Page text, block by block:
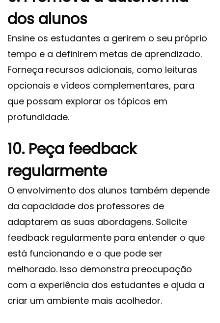
dos alunos
Ensine os estudantes a gerirem o seu próprio
tempo e a definirem metas de aprendizado.
Forneça recursos adicionais, como leituras
opcionais e vídeos complementares, para
que possam explorar os tópicos em
profundidade.
10. Peça feedback
regularmente
O envolvimento dos alunos também depende
da capacidade dos professores de
adaptarem as suas abordagens. Solicite
feedback regularmente para entender o que
está funcionando e o que pode ser
melhorado. Isso demonstra preocupação
com a experiência dos estudantes e ajuda a
criar um ambiente mais acolhedor.